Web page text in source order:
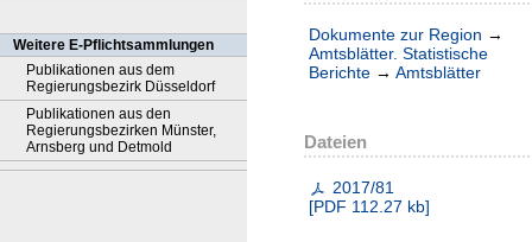
Weitere E-Pflichtsammlungen
Publikationen aus dem
Regierungsbezirk Düsseldorf
Publikationen aus den
Regierungsbezirken Münster,
Arnsberg und Detmold
Dokumente zur Region →
Amtsblätter. Statistische
Berichte → Amtsblätter
Dateien
2017/81
[PDF 112.27 kb]